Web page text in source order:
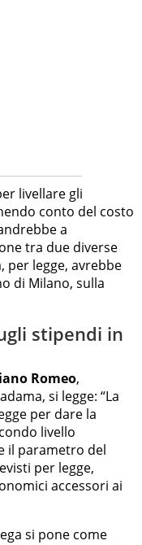
livellare gli
conto del costo
a
tra due diverse
per legge, avrebbe
di Milano, sulla
stipendi in
Romeo,
si legge: “La
per dare la
livello
il parametro del
per legge,
accessori ai
si pone come